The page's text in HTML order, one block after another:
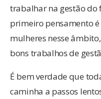
trabalhar na gestão do
primeiro pensamento
mulheres nesse
bons trabalhos de
É bem verdade que
caminha a passos